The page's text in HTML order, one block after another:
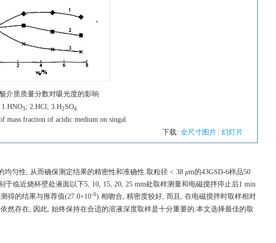
介质质量分数对吸光度的影响
1.HNO3; 2.HCl; 3.H2SO4
mass fraction of acidic medium on singal
下载: 全尺寸图片 幻灯片
匀性, 从而确保测定结果的精密性和准确性.取粒径 < 38 μm的43GSD-6样品50
临近烧杯壁处液面以下5, 10, 15, 20, 25 mm处取样测量和电磁搅拌停止后1 min
得的结果与推荐值(27.0×10-6) 相吻合, 精密度较好, 而且, 在电磁搅拌时取样相对
然存在; 因此, 始终保持在合适的溶液深度取样是十分重要的.本文选择最佳的取